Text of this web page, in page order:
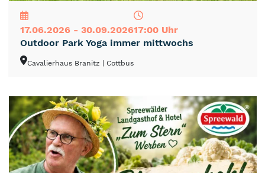
17.06.2026 - 30.09.202617:00 Uhr
Outdoor Park Yoga immer mittwochs
Cavalierhaus Branitz | Cottbus